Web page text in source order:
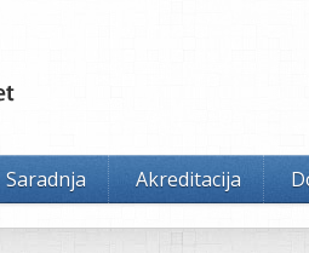
Saradnja Akreditacija